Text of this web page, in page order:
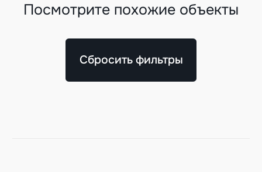
Посмотрите похожие объекты
Сбросить фильтры